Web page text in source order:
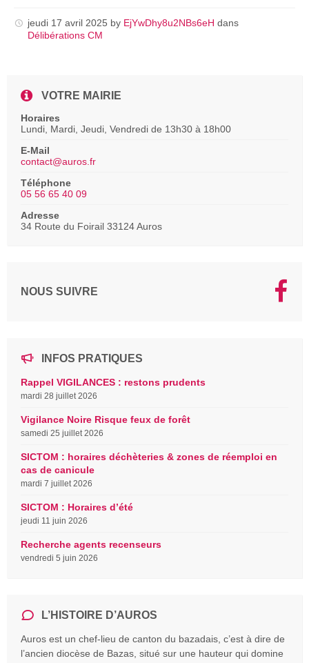
jeudi 17 avril 2025 by EjYwDhy8u2NBs6eH dans
Délibérations CM
VOTRE MAIRIE
Horaires
Lundi, Mardi, Jeudi, Vendredi de 13h30 à 18h00
E-Mail
contact@auros.fr
Téléphone
05 56 65 40 09
Adresse
34 Route du Foirail 33124 Auros
NOUS SUIVRE
INFOS PRATIQUES
Rappel VIGILANCES : restons prudents
mardi 28 juillet 2026
Vigilance Noire Risque feux de forêt
samedi 25 juillet 2026
SICTOM : horaires déchèteries & zones de réemploi en
cas de canicule
mardi 7 juillet 2026
SICTOM : Horaires d’été
jeudi 11 juin 2026
Recherche agents recenseurs
vendredi 5 juin 2026
L’HISTOIRE D’AUROS
Auros est un chef-lieu de canton du bazadais, c’est à dire de
l’ancien diocèse de Bazas, situé sur une hauteur qui domine